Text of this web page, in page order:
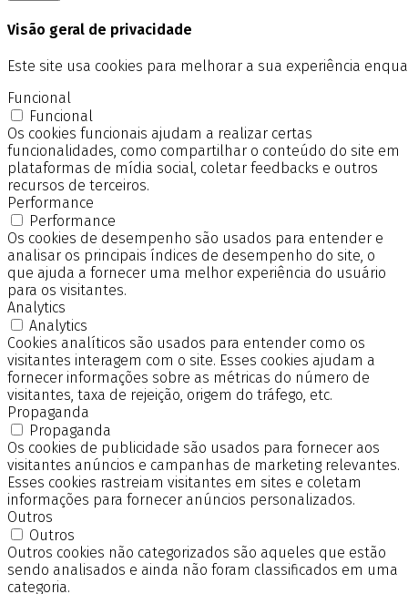
Visão geral de privacidade
Este site usa cookies para melhorar a sua experiência
Funcional
Funcional
Os cookies funcionais ajudam a realizar certas
funcionalidades, como compartilhar o conteúdo do site em
plataformas de mídia social, coletar feedbacks e outros
recursos de terceiros.
Performance
Performance
Os cookies de desempenho são usados para entender e
analisar os principais índices de desempenho do site, o
que ajuda a fornecer uma melhor experiência do usuário
para os visitantes.
Analytics
Analytics
Cookies analíticos são usados para entender como os
visitantes interagem com o site. Esses cookies ajudam a
fornecer informações sobre as métricas do número de
visitantes, taxa de rejeição, origem do tráfego, etc.
Propaganda
Propaganda
Os cookies de publicidade são usados para fornecer aos
visitantes anúncios e campanhas de marketing relevantes.
Esses cookies rastreiam visitantes em sites e coletam
informações para fornecer anúncios personalizados.
Outros
Outros
Outros cookies não categorizados são aqueles que estão
sendo analisados e ainda não foram classificados em uma
categoria.